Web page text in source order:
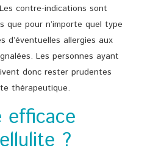
contre-indications sont
que pour n’importe quel type
d’éventuelles allergies aux
Les personnes ayant
donc rester prudentes
thérapeutique.
efficace
?